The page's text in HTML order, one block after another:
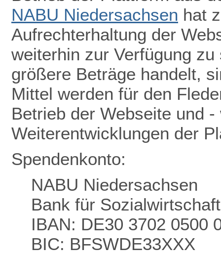
NABU Niedersachsen hat
Aufrechterhaltung der
weiterhin zur Verfügung
größere Beträge handelt,
Mittel werden für den
Betrieb der Webseite und
Weiterentwicklungen der
Spendenkonto:
NABU Niedersachsen
Bank für
IBAN: DE30 3702 0500
BIC: BFSWDE33XXX